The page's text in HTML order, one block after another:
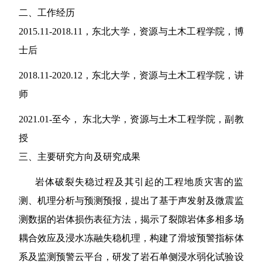
二、工作经历
2015.11-2018.11 ， 东北大学，资源与土木工程学院， 博
士后
2018.11-2020.12， 东北大学，资源与土木工程学院，讲
师
2021.01-至今， 东北大学，资源与土木工程学院， 副教
授
三、主要研究方向及研究成果
岩体破裂失稳过程及其引起的工程地质灾害的监
测、机理分析与预测预报，提出了基于声发射及微震监
测数据的岩体损伤表征方法，揭示了裂隙岩体多相多场
耦合效应及浸水冻融失稳机理，构建了滑坡预警指标体
系及监测预警云平台，研发了岩石单侧浸水弱化试验设